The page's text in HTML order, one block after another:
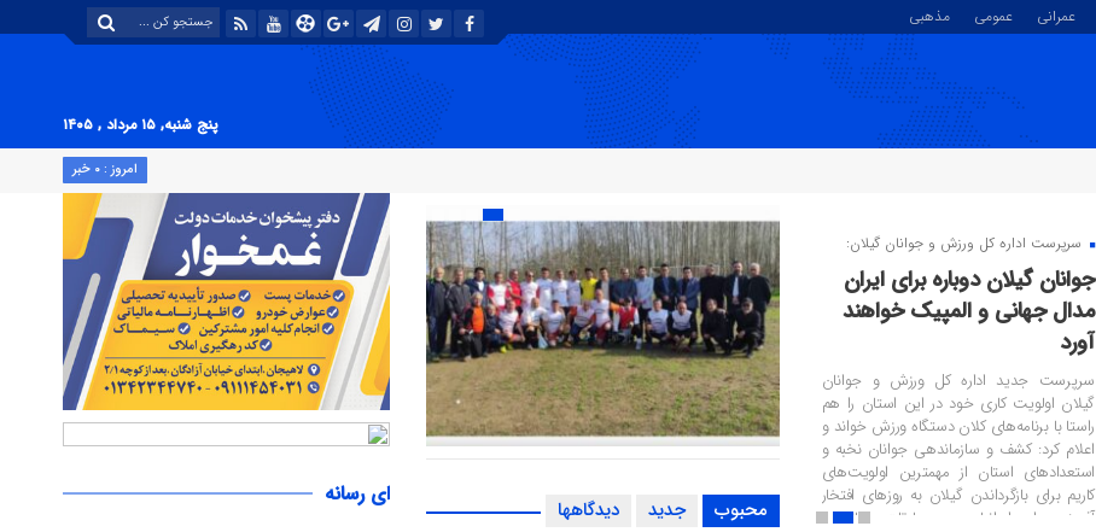
عمرانی عمومی
مذهبی
پنج شنبه, ۱۵ مرداد , ۱۴۰۵
امروز : ۰ خبر
سرپرست اداره کل ورزش و جوانان گیلان:
جوانان گیلان دوباره برای ایران
مدال جهانی و المپیک خواهند
آورد
سرپرست جدید اداره کل ورزش و جوانان
گیلان اولویت‌ کاری خود در این استان را هم
راستا با برنامه‌های کلان دستگاه ورزش خواند و
اعلام کرد: کشف و سازماندهی جوانان نخبه و
استعدادهای استان از مهمترین اولویت‌های
کاریم برای بازگرداندن گیلان به روزهای افتخار
آفرینی برای ایرانیان در مسابقات جهانی و
هــــــــــدف کنف گوراب + گزارش تصویری
محبوب جدید دیدگاهها
ای رسانه